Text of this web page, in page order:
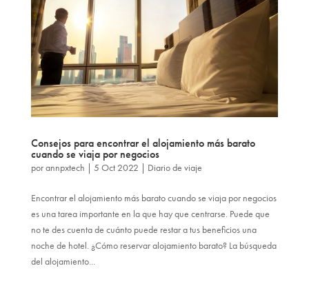
Consejos para encontrar el alojamiento más barato
cuando se viaja por negocios
porannpxtech | 5 Oct 2022 | Diario de viaje
Encontrar el alojamiento más barato cuando se viaja por negocios
es una tarea importante en la que hay que centrarse. Puede que
no te des cuenta de cuánto puede restar a tus beneficios una
noche de hotel. ¿Cómo reservar alojamiento barato? La búsqueda
del alojamiento...